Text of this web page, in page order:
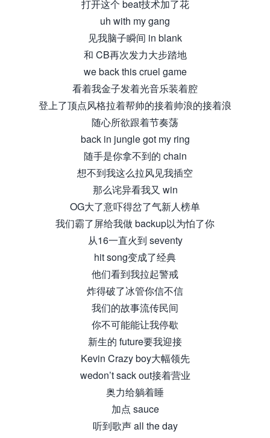
打开这个 beat技术加了花
uh with my gang
见我脑子瞬间 in blank
和 CB再次发力大步踏地
we back this cruel game
看着我金子发着光音乐装着腔
登上了顶点风格拉着帮帅的接着帅浪的接着浪
随心所欲跟着节奏荡
back in jungle got my ring
随手是你拿不到的 chain
想不到我这么拉风见我插空
那么诧异看我又 win
OG大了意吓得岔了气新人榜单
我们霸了屏给我做 backup以为怕了你
从16一直火到 seventy
hit song变成了经典
他们看到我拉起警戒
炸得破了冰管你信不信
我们的故事流传民间
你不可能能让我停歇
新生的 future要我迎接
Kevin Crazy boy大幅领先
wedon’t sack out接着营业
奥力给躺着睡
加点 sauce
听到歌声 all the day